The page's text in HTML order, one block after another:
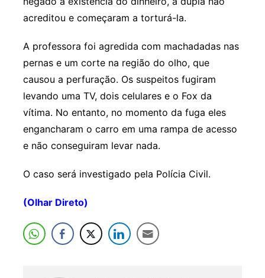
acreditou e começaram a torturá-la.
A professora foi agredida com machadadas nas
pernas e um corte na região do olho, que
causou a perfuração. Os suspeitos fugiram
levando uma TV, dois celulares e o Fox da
vítima. No entanto, no momento da fuga eles
engancharam o carro em uma rampa de acesso
e não conseguiram levar nada.
O caso será investigado pela Polícia Civil.
(Olhar Direto)